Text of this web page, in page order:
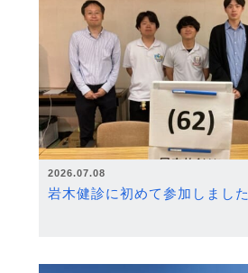
2026.07.08
岩木健診に初めて参加しました